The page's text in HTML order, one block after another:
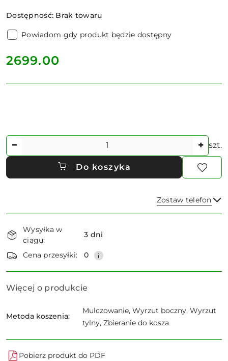
Dostępność: Brak towaru
Powiadom gdy produkt będzie dostępny
cena:
2699.00
Ilość szt.
Do koszyka
Zostaw telefon
Dostępność
i
dostawa
Wysyłka w
ciągu:
3 dni
Cena przesyłki: 0
Więcej o produkcie
Metoda koszenia:
Mulczowanie, Wyrzut boczny, Wyrzut
tylny, Zbieranie do kosza
Pobierz produkt do PDF